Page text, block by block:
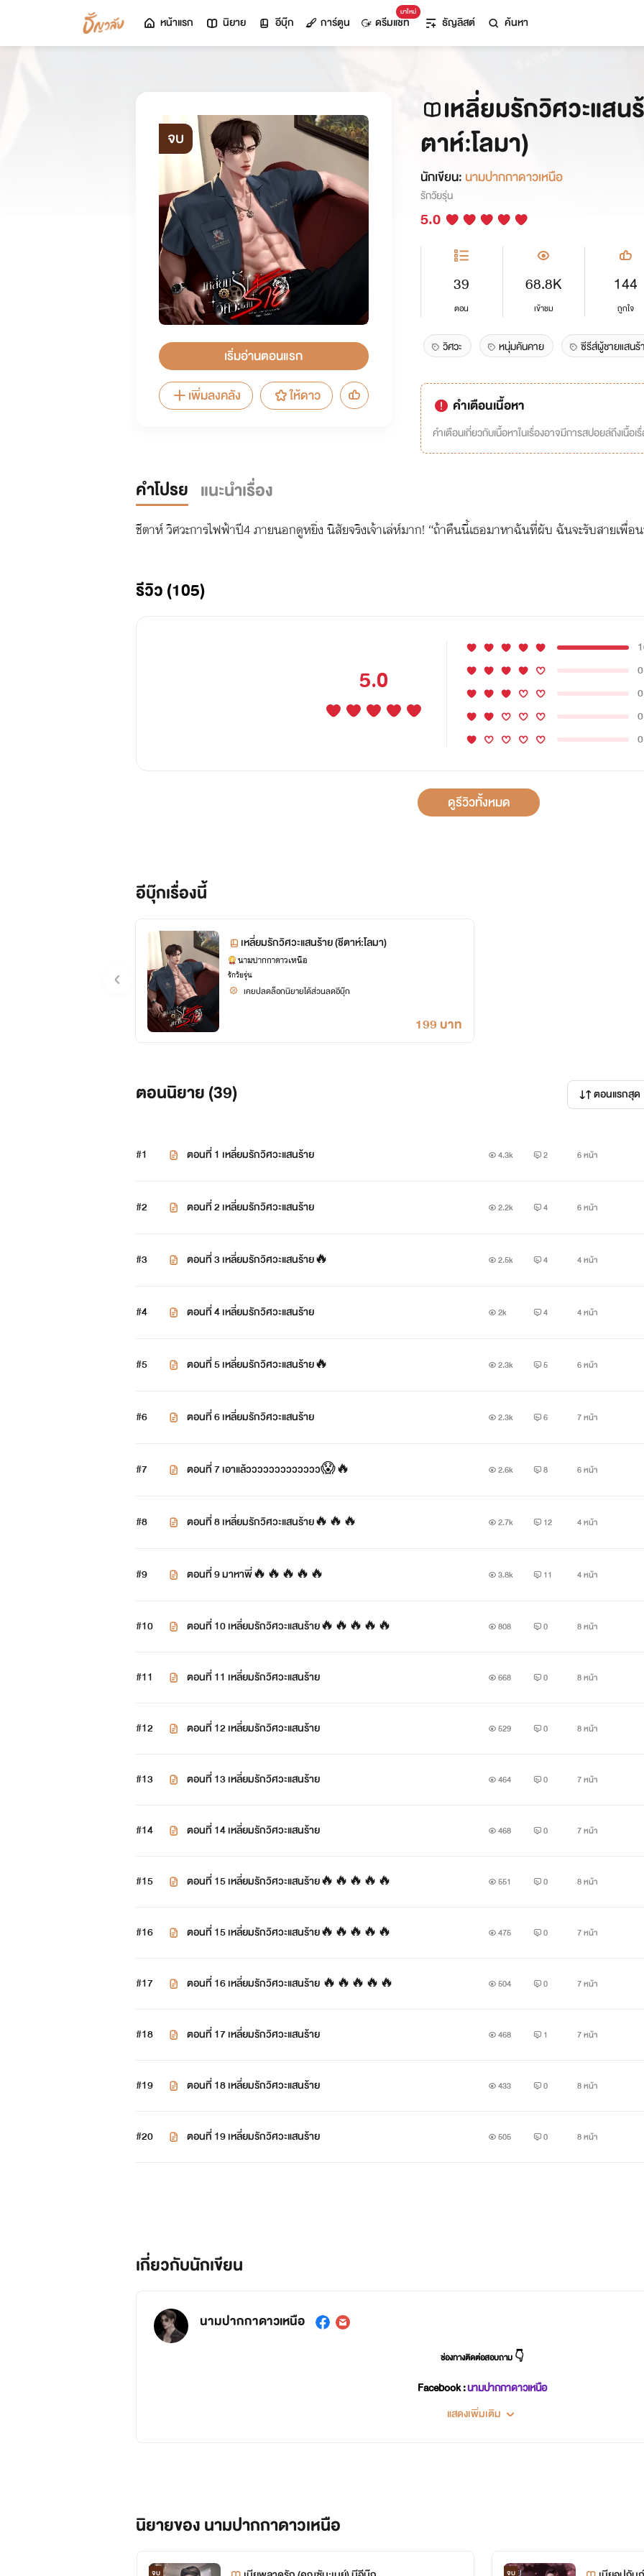
หน้าแรก นิยาย อีบุ๊ก การ์ตูน
มาใหม่
ดรีมแชท ธัญลิสต์ ค้นหา
จบ
เริ่มอ่านตอนแรก
เพิ่มลงคลัง
ให้ดาว
เหลี่ยมรักวิศวะแสน
ตาห์:โลมา)
นักเขียน: นามปากกาดาวเหนือ
รักวัยรุ่น
5.0
39
ตอน
68.8K
เข้าชม
144
ถูกใจ
วิศวะ หนุ่มคันคาย ซีรีส์ผู้ชายแสนร้
คำเตือนเนื้อหา
คำเตือนเกี่ยวกับเนื้อหาในเรื่องอาจมีการสปอยล์ถึงเนื้อเ
คำโปรย แนะนำเรื่อง
ชีตาห์ วิศวะการไฟฟ้าปี4 ภายนอกดูหยิ่ง นิสัยจริงเจ้าเล่ห์มาก! “ถ้าคืนนี้เธอมาหาฉันที่ผับ ฉันจะรับสายเพื่อน
รีวิว (105)
5.0
0
0
0
0
ดูรีวิวทั้งหมด
อีบุ๊กเรื่องนี้
เหลี่ยมรักวิศวะแสนร้าย (ชีตาห์:โลมา)
นามปากกาดาวเหนือ
รักวัยรุ่น
เคยปลดล็อกนิยายได้ส่วนลดอีบุ๊ก
199 บาท
ตอนนิยาย (39) ตอนแรกสุด
#1 ตอนที่ 1 เหลี่ยมรักวิศวะแสนร้าย 4.3k 2 6 หน้า
#2 ตอนที่ 2 เหลี่ยมรักวิศวะแสนร้าย 2.2k 4 6 หน้า
#3 ตอนที่ 3 เหลี่ยมรักวิศวะแสนร้าย🔥 2.5k 4 4 หน้า
#4 ตอนที่ 4 เหลี่ยมรักวิศวะแสนร้าย 2k 4 4 หน้า
#5 ตอนที่ 5 เหลี่ยมรักวิศวะแสนร้าย🔥 2.3k 5 6 หน้า
#6 ตอนที่ 6 เหลี่ยมรักวิศวะแสนร้าย 2.3k 6 7 หน้า
#7 ตอนที่ 7 เอาแล้ววววววววววววว😱🔥 2.6k 8 6 หน้า
#8 ตอนที่ 8 เหลี่ยมรักวิศวะแสนร้าย🔥🔥🔥 2.7k 12 4 หน้า
#9 ตอนที่ 9 มาหาพี่🔥🔥🔥🔥🔥 3.8k 11 4 หน้า
#10 ตอนที่ 10 เหลี่ยมรักวิศวะแสนร้าย🔥🔥🔥🔥🔥 808 0 8 หน้า
#11 ตอนที่ 11 เหลี่ยมรักวิศวะแสนร้าย 668 0 8 หน้า
#12 ตอนที่ 12 เหลี่ยมรักวิศวะแสนร้าย 529 0 8 หน้า
#13 ตอนที่ 13 เหลี่ยมรักวิศวะแสนร้าย 464 0 7 หน้า
#14 ตอนที่ 14 เหลี่ยมรักวิศวะแสนร้าย 468 0 7 หน้า
#15 ตอนที่ 15 เหลี่ยมรักวิศวะแสนร้าย🔥🔥🔥🔥🔥 551 0 8 หน้า
#16 ตอนที่ 15 เหลี่ยมรักวิศวะแสนร้าย🔥🔥🔥🔥🔥 475 0 7 หน้า
#17 ตอนที่ 16 เหลี่ยมรักวิศวะแสนร้าย 🔥🔥🔥🔥🔥 504 0 7 หน้า
#18 ตอนที่ 17 เหลี่ยมรักวิศวะแสนร้าย 468 1 7 หน้า
#19 ตอนที่ 18 เหลี่ยมรักวิศวะแสนร้าย 433 0 8 หน้า
#20 ตอนที่ 19 เหลี่ยมรักวิศวะแสนร้าย 505 0 8 หน้า
เกี่ยวกับนักเขียน
นามปากกาดาวเหนือ
ช่องทางติดต่อสอบถาม 👇
Facebook :นามปากกาดาวเหนือ
แสดงเพิ่มเติม
นิยายของ นามปากกาดาวเหนือ
จบ จบ